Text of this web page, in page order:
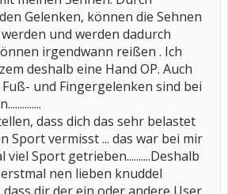
Gelenken, können die Sehnen
und werden dadurch
irgendwann reißen . Ich
deshalb eine Hand OP. Auch
und Fingergelenken sind bei
dass dich das sehr belastet
Sport vermisst ... das war bei mir
viel Sport getrieben..........Deshalb
nen lieben knuddel